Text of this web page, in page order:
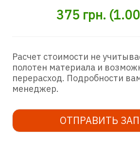
375 грн. (1.00
Расчет стоимости не
полотен материала и
перерасход. Подробности
менеджер.
ОТПРАВИТЬ